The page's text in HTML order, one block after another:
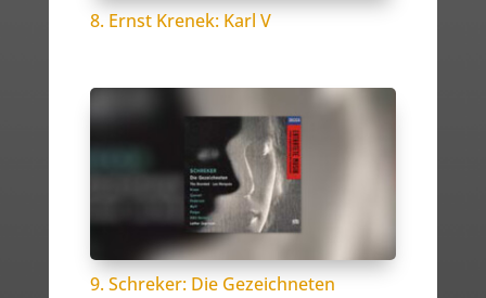
8. Ernst Krenek: Karl V
9. Schreker: Die Gezeichneten